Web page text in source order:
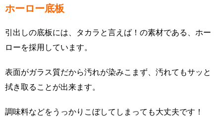
ホーロー底板
引出しの底板には、タカラと言えば！の素材である、ホー
ローを採用しています。
表面がガラス質だから汚れが染みこまず、汚れてもサッと
拭き取ることが出来ます。
調味料などをうっかりこぼしてしまっても大丈夫です！